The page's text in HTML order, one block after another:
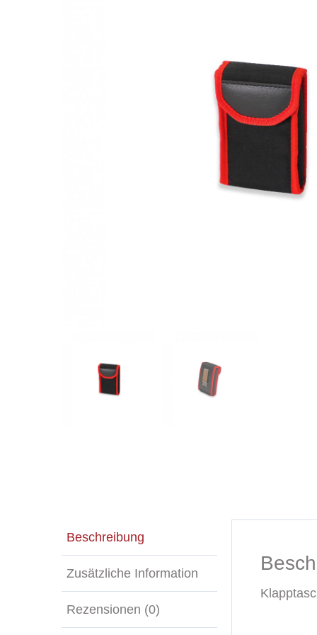
Beschreibung
Zusätzliche Information
Rezensionen (0)